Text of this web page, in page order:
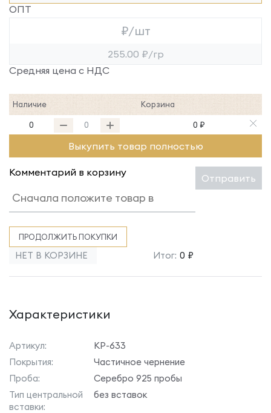
ОПТ
₽/шт
255.00 ₽/гр
Средняя цена с НДС
Наличие Корзина
0 0 ₽
Выкупить товар полностью
Комментарий в корзину Отправить
ПРОДОЛЖИТЬ ПОКУПКИ
НЕТ В КОРЗИНЕ Итог: 0 ₽
Характеристики
Артикул:
КР-633
Покрытия:
Частичное чернение
Проба:
Серебро 925 пробы
Тип центральной
вставки:
без вставок